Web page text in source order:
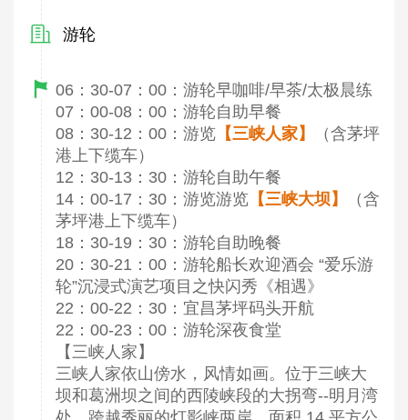
游轮
06：30-07：00：游轮早咖啡/早茶/太极晨练
07：00-08：00：游轮自助早餐
08：30-12：00：游览 【三峡人家】
（含茅坪
港上下缆车）
12：30-13：30：游轮自助午餐
14：00-17：30：游览游览 【三峡大坝】
（含
茅坪港上下缆车）
18：30-19：30：游轮自助晚餐
20：30-21：00：游轮船长欢迎酒会 “爱乐游
轮”沉浸式演艺项目之快闪秀《相遇》
22：00-22：30：宜昌茅坪码头开航
22：00-23：00：游轮深夜食堂
【三峡人家】
三峡人家依山傍水，风情如画。位于三峡大
坝和葛洲坝之间的西陵峡段的大拐弯--明月湾